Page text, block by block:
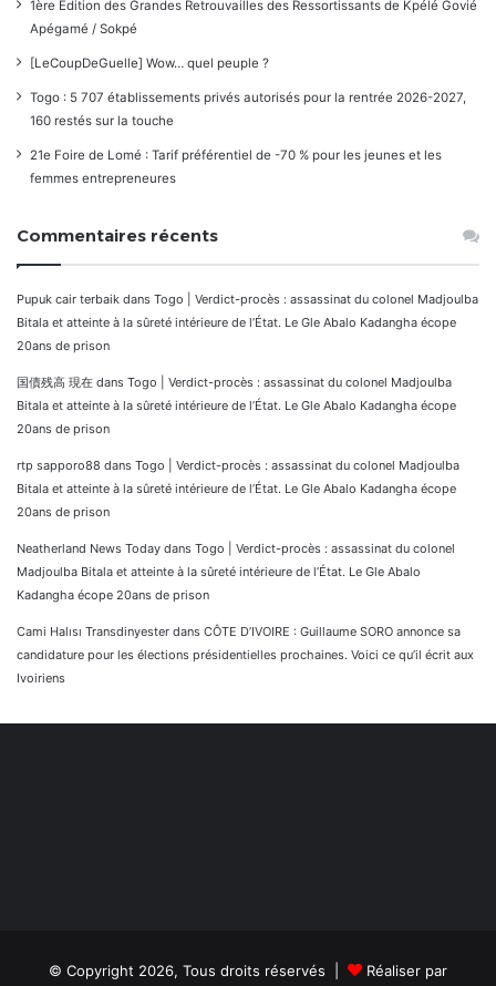
1ère Édition des Grandes Retrouvailles des Ressortissants de Kpélé Govié
Apégamé / Sokpé
[LeCoupDeGuelle] Wow… quel peuple ?
Togo : 5 707 établissements privés autorisés pour la rentrée 2026-2027,
160 restés sur la touche
21e Foire de Lomé : Tarif préférentiel de -70 % pour les jeunes et les
femmes entrepreneures
Commentaires récents
Pupuk cair terbaik dans Togo | Verdict-procès : assassinat du colonel Madjoulba
Bitala et atteinte à la sûreté intérieure de l’État. Le Gle Abalo Kadangha écope
20ans de prison
国債残高 現在 dans Togo | Verdict-procès : assassinat du colonel Madjoulba
Bitala et atteinte à la sûreté intérieure de l’État. Le Gle Abalo Kadangha écope
20ans de prison
rtp sapporo88 dans Togo | Verdict-procès : assassinat du colonel Madjoulba
Bitala et atteinte à la sûreté intérieure de l’État. Le Gle Abalo Kadangha écope
20ans de prison
Neatherland News Today dans Togo | Verdict-procès : assassinat du colonel
Madjoulba Bitala et atteinte à la sûreté intérieure de l’État. Le Gle Abalo
Kadangha écope 20ans de prison
Cami Halısı Transdinyester dans CÔTE D’IVOIRE : Guillaume SORO annonce sa
candidature pour les élections présidentielles prochaines. Voici ce qu’il écrit aux
Ivoiriens
© Copyright 2026, Tous droits réservés | Réaliser par